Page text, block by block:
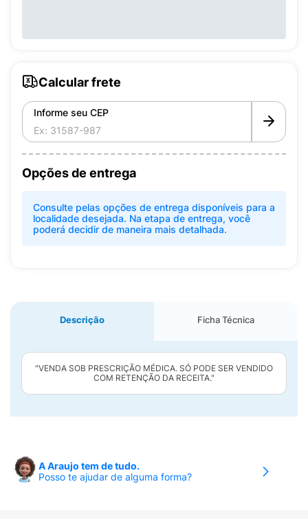
Calcular frete
Informe seu CEP
Opções de entrega
Consulte pelas opções de entrega disponíveis para a
localidade desejada. Na etapa de entrega, você
poderá decidir de maneira mais detalhada.
Descrição Ficha Técnica
"VENDA SOB PRESCRIÇÃO MÉDICA. SÓ PODE SER VENDIDO
COM RETENÇÃO DA RECEITA."
A Araujo tem de tudo.
Posso te ajudar de alguma forma?